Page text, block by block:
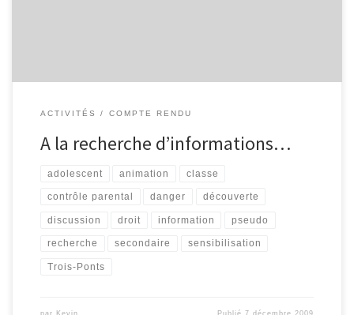
ACTIVITÉS COMPTE RENDU
A la recherche d’informations…
adolescent animation classe
contrôle parental danger découverte
discussion droit information pseudo
recherche secondaire sensibilisation
Trois-Ponts
par Kevin Publié7 décembre 2009